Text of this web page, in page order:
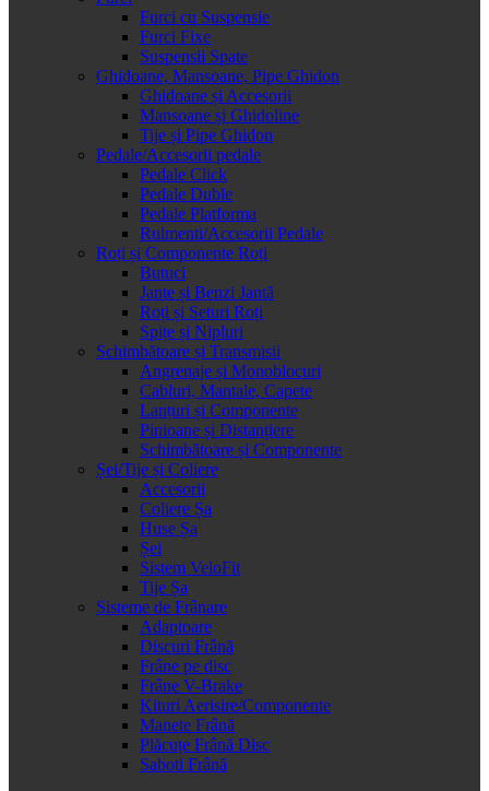
Furci cu Suspensie
Furci Fixe
Suspensii Spate
Ghidoane, Mansoane, Pipe Ghidon
Ghidoane și Accesorii
Mansoane și Ghidoline
Tije și Pipe Ghidon
Pedale/Accesorii pedale
Pedale Click
Pedale Duble
Pedale Platforma
Rulmenti/Accesorii Pedale
Roți și Componente Roți
Butuci
Jante și Benzi Jantă
Roți și Seturi Roți
Spițe și Nipluri
Schimbătoare și Transmisii
Angrenaje și Monoblocuri
Cabluri, Mantale, Capete
Lanțuri și Componente
Pinioane și Distanțiere
Schimbătoare și Componente
Șei/Tije și Coliere
Accesorii
Coliere Șa
Huse Șa
Șei
Sistem VeloFit
Tije Șa
Sisteme de Frânare
Adaptoare
Discuri Frână
Frâne pe disc
Frâne V-Brake
Kituri Aerisire/Componente
Manete Frână
Plăcuțe Frână Disc
Saboti Frână